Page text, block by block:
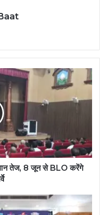
तेज, 8 जून से BLO करेंगे